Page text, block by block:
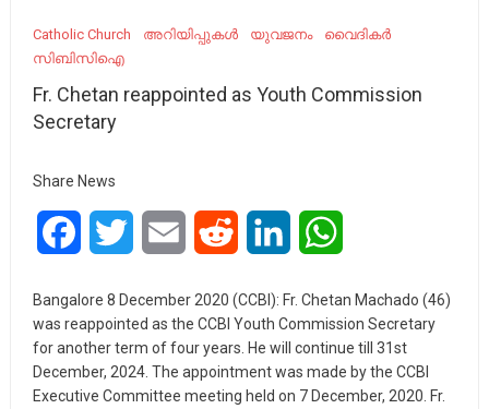
Catholic Church അറിയിപ്പുകൾ യുവജനം
വൈദികർ
സിബിസിഐ
Fr. Chetan reappointed as Youth Commission
Secretary
Share News
FacebookTwitter Email Reddit LinkedIn
Bangalore 8 December 2020 (CCBI): Fr. Chetan Machado (46)
was reappointed as the CCBI Youth Commission Secretary
for another term of four years. He will continue till 31st
December, 2024. The appointment was made by the CCBI
Executive Committee meeting held on 7 December, 2020. Fr.